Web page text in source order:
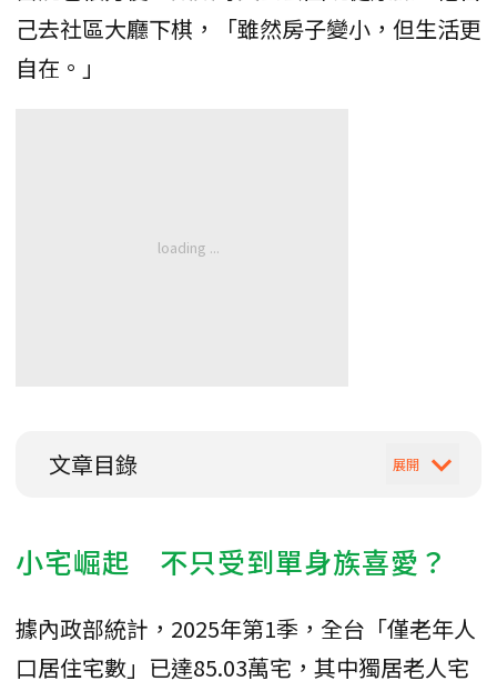
己去社區大廳下棋，「雖然房子變小，但生活更
自在。」
文章目錄
小宅崛起 不只受到單身族喜愛？
據內政部統計，2025年第1季，全台「僅老年人
口居住宅數」已達85.03萬宅，其中獨居老人宅